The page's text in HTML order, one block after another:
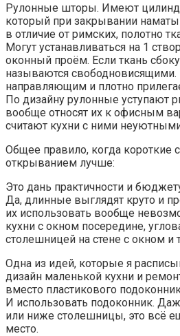
Рулонные шторы. Имеют
который при закрывании
в отличие от римских, полотно
Могут устанавливаться на 1
оконный проём. Если ткань
называются свободновисящими.
направляющим и плотно
По дизайну рулонные уступают
вообще относят их к офисным
считают кухни с ними
Общее правило, когда короткие
открыванием лучше:
Это дань практичности и
Да, длинные выглядят круто и
их использовать вообще
кухни с окном посередине,
столешницей на стене с окном и
Одна из идей, которые я
дизайн маленькой кухни и
вместо пластикового
И использовать подоконник.
или ниже столешницы, это всё
место.